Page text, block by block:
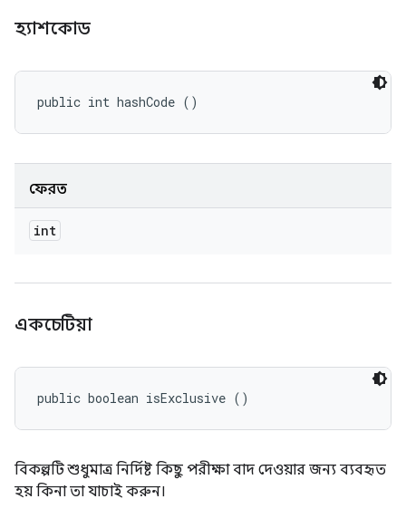
হ্যাশকোড
public int hashCode ()
ফেরত
int
একচেটিয়া
public boolean isExclusive ()
বিকল্পটি শুধুমাত্র নির্দিষ্ট কিছু পরীক্ষা বাদ দেওয়ার জন্য ব্যবহৃত
হয় কিনা তা যাচাই করুন।